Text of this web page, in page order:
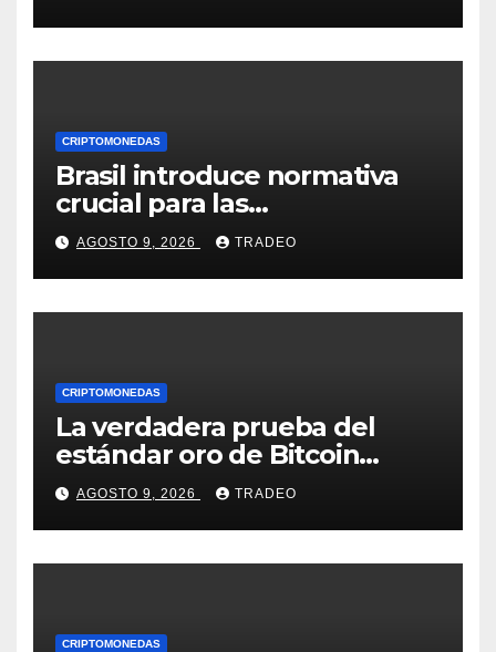
CRIPTOMONEDAS
Brasil introduce normativa
crucial para las
criptomonedas: ¿Llegó el fin
de las transferencias
instantáneas?
AGOSTO 9, 2026 TRADEO
CRIPTOMONEDAS
La verdadera prueba del
estándar oro de Bitcoin
apenas comienza en 2026
AGOSTO 9, 2026 TRADEO
CRIPTOMONEDAS